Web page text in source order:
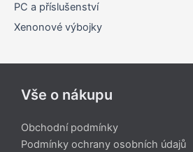
PC a příslušenství
Xenonové výbojky
Vše o nákupu
Obchodní podmínky
Podmínky ochrany osobních údajů